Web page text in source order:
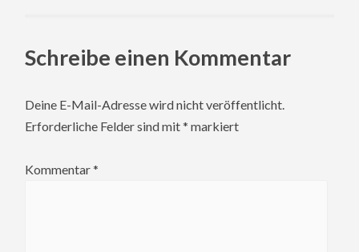
Schreibe einen Kommentar
Deine E-Mail-Adresse wird nicht veröffentlicht.
Erforderliche Felder sind mit* markiert
Kommentar*